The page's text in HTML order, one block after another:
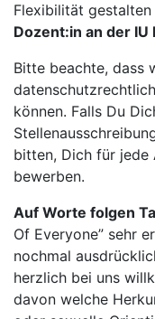
Flexibilität
Dozent:in an der
Bitte beachte, dass
können. Falls Du
bitten, Dich für jede
bewerben.
Auf Worte folgen
Of Everyone” sehr
nochmal
herzlich bei uns
davon welche